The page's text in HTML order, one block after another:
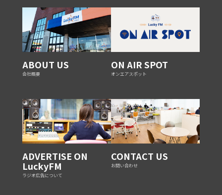
ABOUT US
会社概要
ON AIR SPOT
オンエアスポット
ADVERTISE ON
LuckyFM
ラジオ広告について
CONTACT US
お問い合わせ